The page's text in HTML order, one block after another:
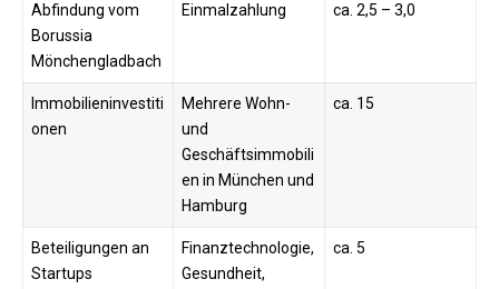
Abfindung vom
Borussia
Mönchengladbach
Einmalzahlung ca. 2,5 – 3,0
Immobilieninvestiti
onen
Mehrere Wohn-
und
Geschäftsimmobili
en in München und
Hamburg
ca. 15
Beteiligungen an
Startups
Finanztechnologie,
Gesundheit,
ca. 5